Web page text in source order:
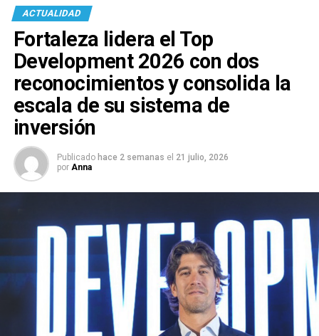
ACTUALIDAD
Fortaleza lidera el Top
Development 2026 con dos
reconocimientos y consolida la
escala de su sistema de
inversión
Publicado hace 2 semanas el 21 julio, 2026
por Anna